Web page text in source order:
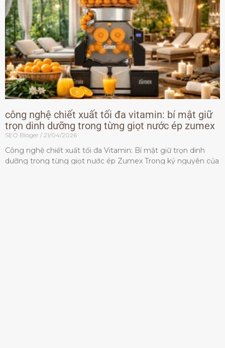
công nghệ chiết xuất tối đa vitamin: bí mật giữ
trọn dinh dưỡng trong từng giọt nước ép zumex
SEO Bloger 21/04/2026
Công nghệ chiết xuất tối đa Vitamin: Bí mật giữ trọn dinh
dưỡng trong từng giọt nước ép Zumex Trong kỷ nguyên của